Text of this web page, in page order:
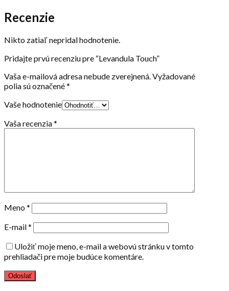
Recenzie
Nikto zatiaľ nepridal hodnotenie.
Pridajte prvú recenziu pre “Levandula Touch”
Vaša e-mailová adresa nebude zverejnená.Vyžadované
polia sú označené*
Vaše hodnotenie
Vaša recenzia*
Meno*
E-mail*
Uložiť moje meno, e-mail a webovú stránku v tomto
prehliadači pre moje budúce komentáre.